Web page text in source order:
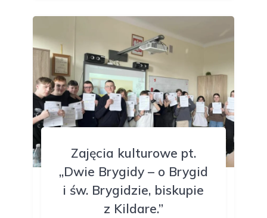
Zajęcia kulturowe pt.
„Dwie Brygidy – o Brygid
i św. Brygidzie, biskupie
z Kildare.”